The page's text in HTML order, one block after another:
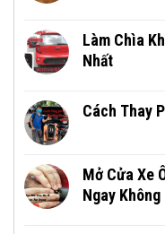
Làm Chìa
Nhất
Cách Thay
Mở Cửa Xe
Ngay